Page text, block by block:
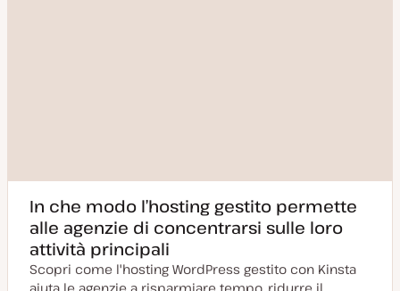
In che modo l’hosting gestito permette
alle agenzie di concentrarsi sulle loro
attività principali
Scopri come l'hosting WordPress gestito con Kinsta